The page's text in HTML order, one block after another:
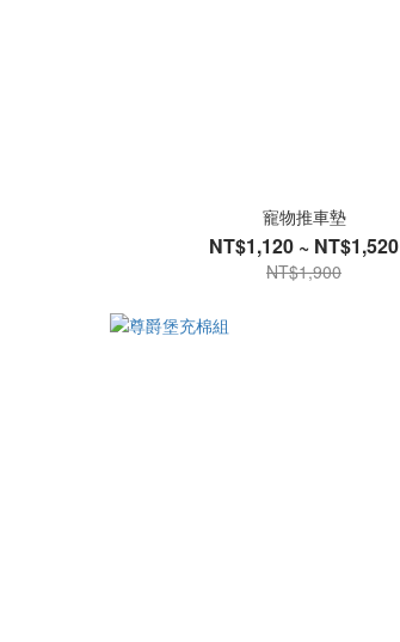
寵物推車墊
NT$1,120 ~ NT$1,520
NT$1,900